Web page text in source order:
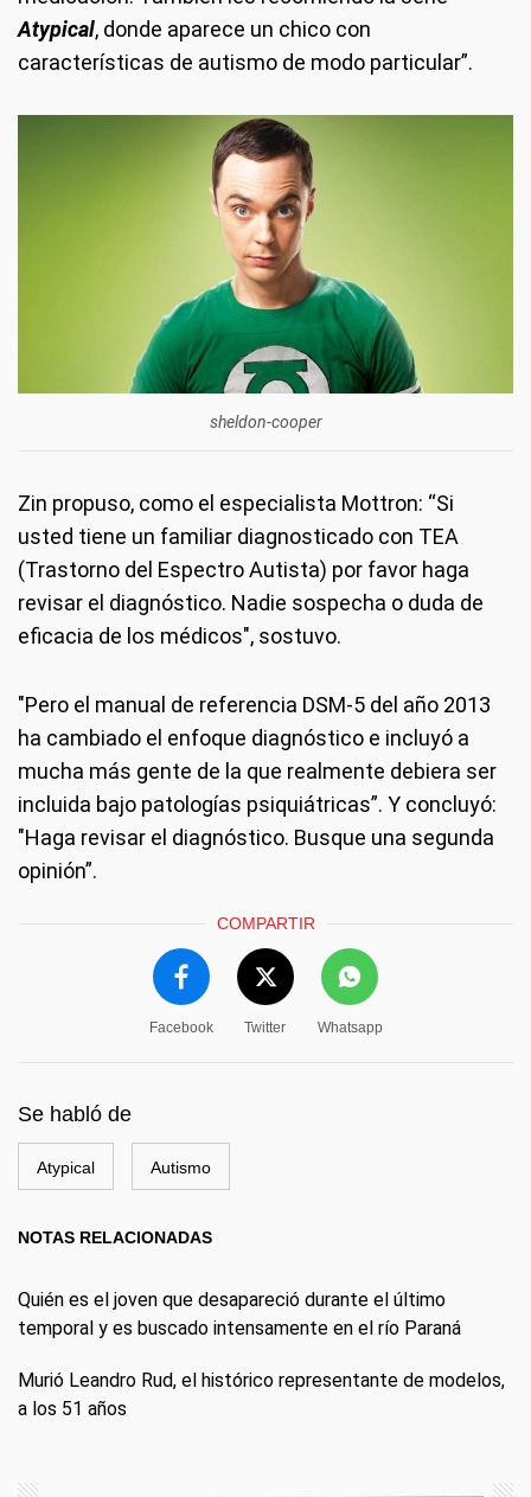
Atypical, donde aparece un chico con
características de autismo de modo particular”.
sheldon-cooper
Zin propuso, como el especialista Mottron: “Si
usted tiene un familiar diagnosticado con TEA
(Trastorno del Espectro Autista) por favor haga
revisar el diagnóstico. Nadie sospecha o duda de
eficacia de los médicos", sostuvo.
"Pero el manual de referencia DSM-5 del año 2013
ha cambiado el enfoque diagnóstico e incluyó a
mucha más gente de la que realmente debiera ser
incluida bajo patologías psiquiátricas”. Y concluyó:
"Haga revisar el diagnóstico. Busque una segunda
opinión”.
COMPARTIR
Facebook Twitter Whatsapp
Se habló de
Atypical Autismo
NOTAS RELACIONADAS
Quién es el joven que desapareció durante el último
temporal y es buscado intensamente en el río Paraná
Murió Leandro Rud, el histórico representante de modelos,
a los 51 años